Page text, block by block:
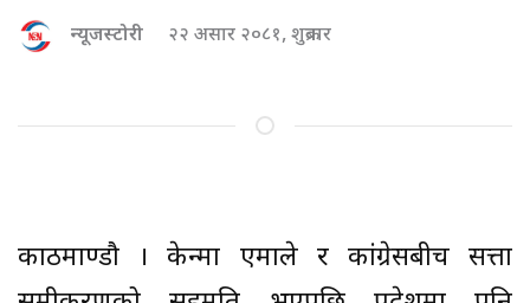
न्यूजस्टोरी २२ असार २०८१, शुक्रबार
काठमाण्डौ । केन्द्रमा एमाले र कांग्रेसबीच सत्ता